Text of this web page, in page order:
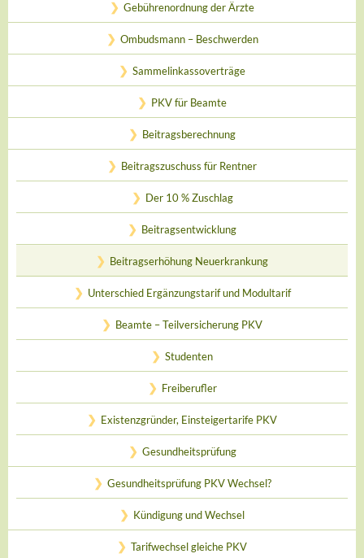
Gebührenordnung der Ärzte
Ombudsmann – Beschwerden
Sammelinkassoverträge
PKV für Beamte
Beitragsberechnung
Beitragszuschuss für Rentner
Der 10 % Zuschlag
Beitragsentwicklung
Beitragserhöhung Neuerkrankung
Unterschied Ergänzungstarif und Modultarif
Beamte – Teilversicherung PKV
Studenten
Freiberufler
Existenzgründer, Einsteigertarife PKV
Gesundheitsprüfung
Gesundheitsprüfung PKV Wechsel?
Kündigung und Wechsel
Tarifwechsel gleiche PKV